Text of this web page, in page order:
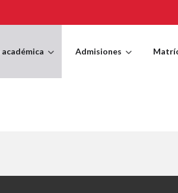
Admisiones